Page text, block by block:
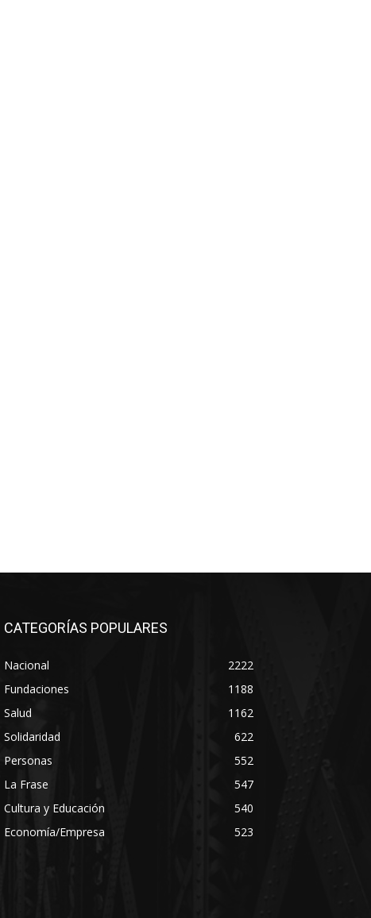
CATEGORÍAS POPULARES
Nacional
2222
Fundaciones
1188
Salud
1162
Solidaridad
622
Personas
552
La Frase
547
Cultura y Educación
540
Economía/Empresa
523